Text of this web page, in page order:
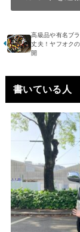
高級品や有名ブ
丈夫！ヤフオク
開
書いている人